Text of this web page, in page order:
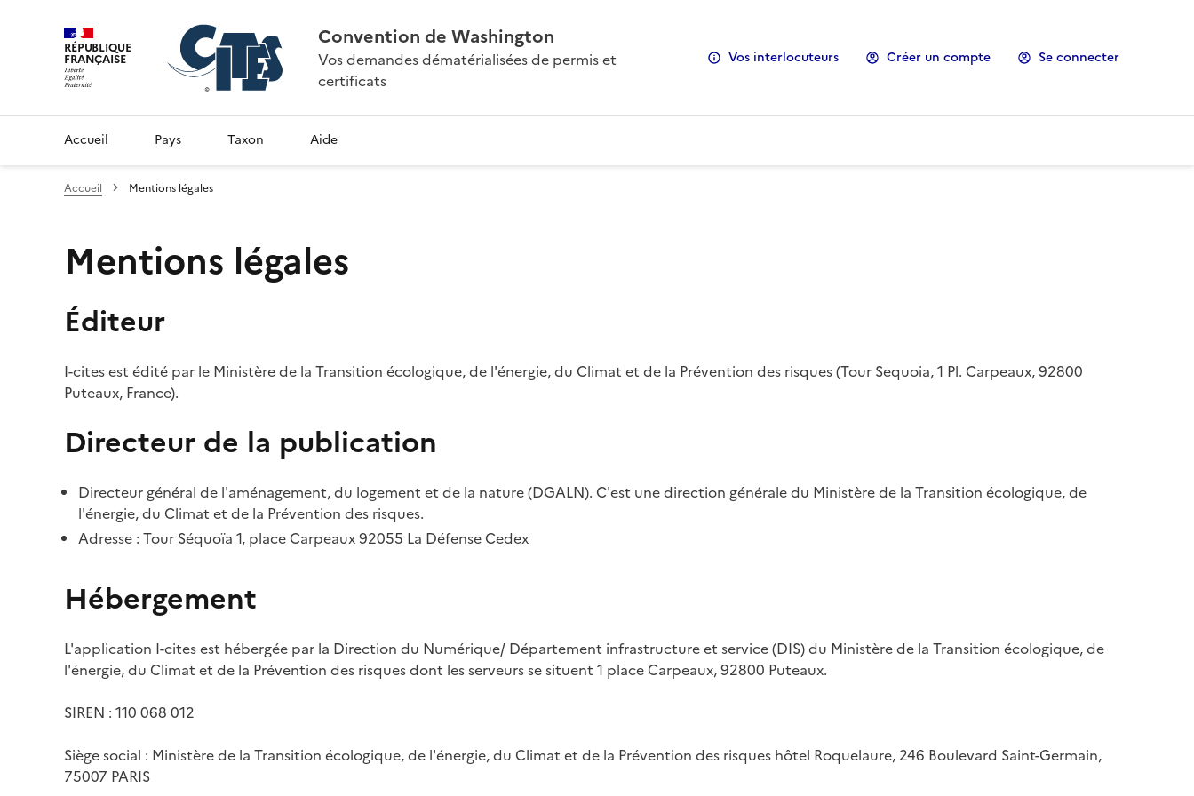
RÉPUBLIQUE
FRANÇAISE
Convention de Washington
Vos demandes dématérialisées de permis et
certificats
Vos interlocuteurs Créer un compte Se connecter
Accueil Pays Taxon Aide
Accueil Mentions légales
Mentions légales
Éditeur
I-cites est édité par le Ministère de la Transition écologique, de l'énergie, du Climat et de la Prévention des risques (Tour Sequoia, 1 Pl. Carpeaux, 92800
Puteaux, France).
Directeur de la publication
Directeur général de l'aménagement, du logement et de la nature (DGALN). C'est une direction générale du Ministère de la Transition écologique, de
l'énergie, du Climat et de la Prévention des risques.
Adresse : Tour Séquoïa 1, place Carpeaux 92055 La Défense Cedex
Hébergement
L'application I-cites est hébergée par la Direction du Numérique/ Département infrastructure et service (DIS) du Ministère de la Transition écologique, de
l'énergie, du Climat et de la Prévention des risques dont les serveurs se situent 1 place Carpeaux, 92800 Puteaux.
SIREN : 110 068 012
Siège social : Ministère de la Transition écologique, de l'énergie, du Climat et de la Prévention des risques hôtel Roquelaure, 246 Boulevard Saint-Germain,
75007 PARIS